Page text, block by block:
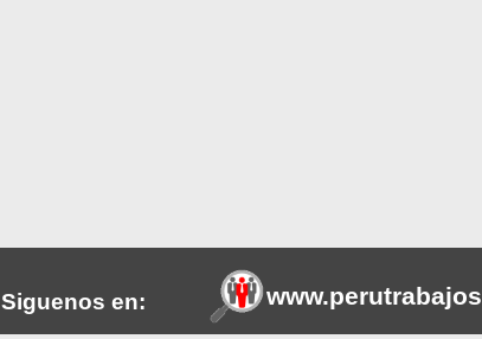
Siguenos en: www.perutrabajos